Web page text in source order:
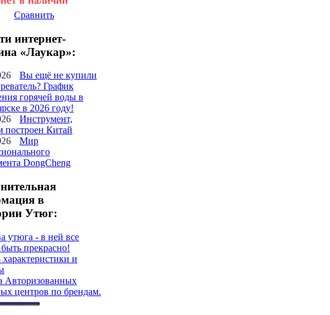
Сравнить
интернет-
«Лаукар»:
Вы ещё не купили
График
горячей воды в
в 2026 году!
Инструмент,
построен Китай
Мир
DongCheng
в
Утюг:
утюга - в ней все
прекрасно!
и
Авторизованных
центров по брендам.